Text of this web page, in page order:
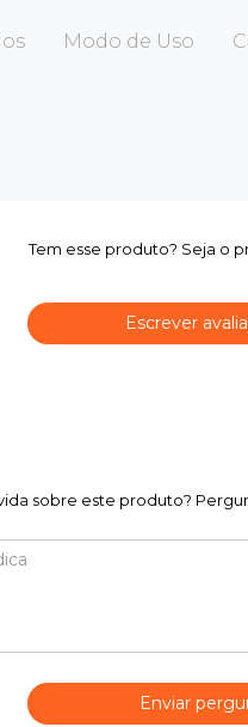
Modo de Uso
Tem esse produto? Seja o
Escrever
sobre este produto?
Enviar